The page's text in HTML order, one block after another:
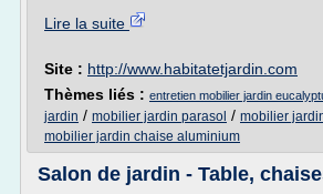
Lire la suite
Site : http://www.habitatetjardin.com
Thèmes liés : entretien mobilier jardin
jardin / mobilier jardin parasol / mobilier
mobilier jardin chaise aluminium
Salon de jardin - Table,